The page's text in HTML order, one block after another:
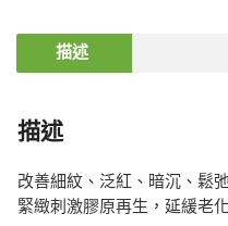
描述
描述
改善細紋、泛紅、暗沉、鬆
緊緻刺激膠原再生，延緩老